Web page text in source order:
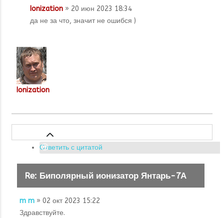
Ionization » 20 июн 2023 18:34
да не за что, значит не ошибся )
Ionization
Ответить с цитатой
Re: Биполярный ионизатор Янтарь-7А
m m » 02 окт 2023 15:22
Здравствуйте.